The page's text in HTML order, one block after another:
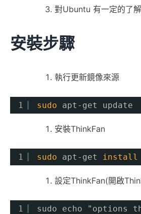
對Ubuntu 有一定的了解
安裝步驟
執行更新鏡像來源
1 sudo apt-get update
安裝ThinkFan
1 sudo apt-get install
設定ThinkFan(開啟
1 sudo echo "options